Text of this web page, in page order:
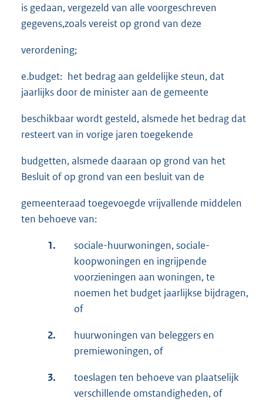
is gedaan, vergezeld van alle voorgeschreven
gegevens,zoals vereist op grond van deze
verordening;
e.budget: het bedrag aan geldelijke steun, dat
jaarlijks door de minister aan de gemeente
beschikbaar wordt gesteld, alsmede het bedrag dat
resteert van in vorige jaren toegekende
budgetten, alsmede daaraan op grond van het
Besluit of op grond van een besluit van de
gemeenteraad toegevoegde vrijvallende middelen
ten behoeve van:
1.
sociale-huurwoningen, sociale-
koopwoningen en ingrijpende
voorzieningen aan woningen, te
noemen het budget jaarlijkse bijdragen,
of
2.
huurwoningen van beleggers en
premiewoningen, of
3.
toeslagen ten behoeve van plaatselijk
verschillende omstandigheden, of